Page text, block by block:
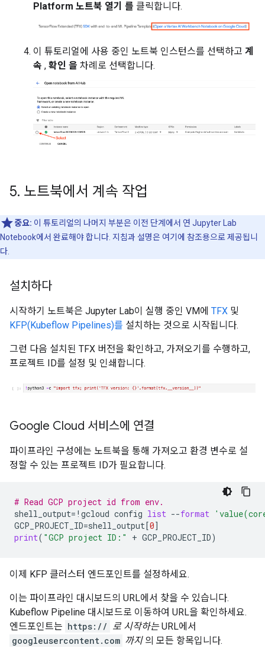
Platform 노트북 열기 를 클릭합니다.
이 튜토리얼에 사용 중인 노트북 인스턴스를 선택하고 계
속 , 확인 을 차례로 선택합니다.
5. 노트북에서 계속 작업
중요: 이 튜토리얼의 나머지 부분은 이전 단계에서 연 Jupyter Lab
Notebook에서 완료해야 합니다. 지침과 설명은 여기에 참조용으로 제공됩니
다.
설치하다
시작하기 노트북은 Jupyter Lab이 실행 중인 VM에 TFX 및
KFP(Kubeflow Pipelines)를 설치하는 것으로 시작됩니다.
그런 다음 설치된 TFX 버전을 확인하고, 가져오기를 수행하고,
프로젝트 ID를 설정 및 인쇄합니다.
Google Cloud 서비스에 연결
파이프라인 구성에는 노트북을 통해 가져오고 환경 변수로 설
정할 수 있는 프로젝트 ID가 필요합니다.
# Read GCP project id from env.
shell_output= ! gcloud config list --format
GCP_PROJECT_ID=shell_output[0]
print( "GCP project ID:" + GCP_PROJECT_ID)
이제 KFP 클러스터 엔드포인트를 설정하세요.
이는 파이프라인 대시보드의 URL에서 찾을 수 있습니다.
Kubeflow Pipeline 대시보드로 이동하여 URL을 확인하세요.
엔드포인트는 https:// 로 시작하는URL에서
googleusercontent.com 까지의 모든 항목입니다.